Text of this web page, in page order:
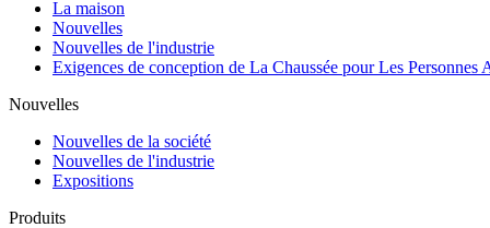
La maison
Nouvelles
Nouvelles de l'industrie
Exigences de conception de La Chaussée pour Les Personnes
Nouvelles
Nouvelles de la société
Nouvelles de l'industrie
Expositions
Produits